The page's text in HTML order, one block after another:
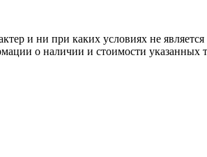
и ни при каких условиях не
о наличии и стоимости указанных